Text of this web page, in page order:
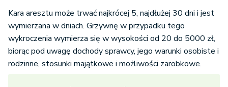
Kara aresztu może trwać najkrócej 5, najdłużej 30 dni i jest
wymierzana w dniach. Grzywnę w przypadku tego
wykroczenia wymierza się w wysokości od 20 do 5000 zł,
biorąc pod uwagę dochody sprawcy, jego warunki osobiste i
rodzinne, stosunki majątkowe i możliwości zarobkowe.